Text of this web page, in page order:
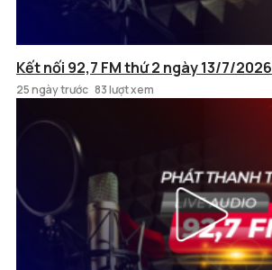
Kết nối 92,7 FM thứ 2 ngày 13/7/2026
25 ngày trước 83 lượt xem